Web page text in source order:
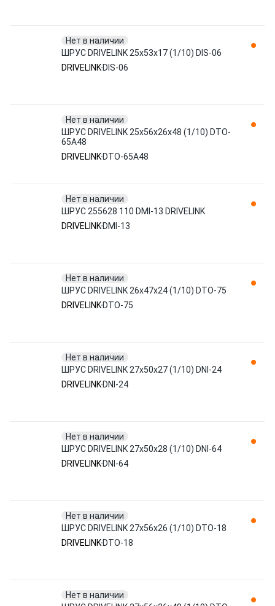
Нет в наличии
ШРУС DRIVELINK 25x53x17 (1/10) DIS-06
DRIVELINK DIS-06
Нет в наличии
ШРУС DRIVELINK 25x56x26x48 (1/10) DTO-
65A48
DRIVELINK DTO-65A48
Нет в наличии
ШРУС 255628 110 DMI-13 DRIVELINK
DRIVELINK DMI-13
Нет в наличии
ШРУС DRIVELINK 26x47x24 (1/10) DTO-75
DRIVELINK DTO-75
Нет в наличии
ШРУС DRIVELINK 27x50x27 (1/10) DNI-24
DRIVELINK DNI-24
Нет в наличии
ШРУС DRIVELINK 27x50x28 (1/10) DNI-64
DRIVELINK DNI-64
Нет в наличии
ШРУС DRIVELINK 27x56x26 (1/10) DTO-18
DRIVELINK DTO-18
Нет в наличии